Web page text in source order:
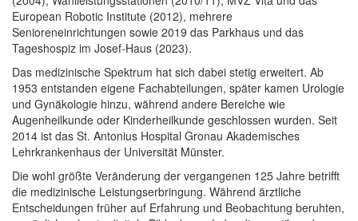
European Robotic Institute (2012), mehrere
Senioreneinrichtungen sowie 2019 das Parkhaus und das
Tageshospiz im Josef-Haus (2023).
Das medizinische Spektrum hat sich dabei stetig erweitert. Ab
1953 entstanden eigene Fachabteilungen, später kamen Urologie
und Gynäkologie hinzu, während andere Bereiche wie
Augenheilkunde oder Kinderheilkunde geschlossen wurden. Seit
2014 ist das St. Antonius Hospital Gronau Akademisches
Lehrkrankenhaus der Universität Münster.
Die wohl größte Veränderung der vergangenen 125 Jahre betrifft
die medizinische Leistungserbringung. Während ärztliche
Entscheidungen früher auf Erfahrung und Beobachtung beruhten,